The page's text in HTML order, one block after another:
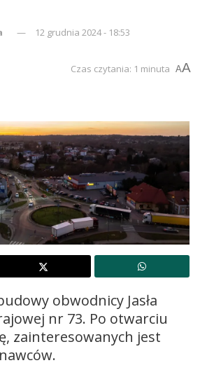
12 grudnia 2024 - 18:53
Czas czytania: 1 minuta AA
obwodnicy Jasła
nr 73. Po otwarciu
zainteresowanych jest